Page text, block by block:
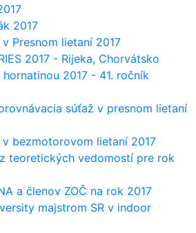
2017
Presnom lietaní 2017
2017 - Rijeka, Chorvátsko
2017 - 41. ročník
súťaž v presnom lietaní
v bezmotorovom lietaní 2017
teoretických vedomostí pre rok
a členov ZOČ na rok 2017
majstrom SR v indoor